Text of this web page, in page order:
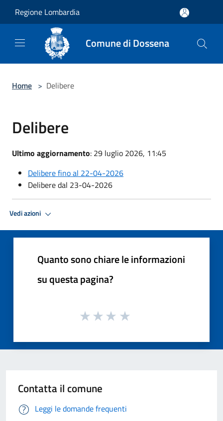
Regione Lombardia
Comune di Dossena
Home > Delibere
Delibere
Ultimo aggiornamento: 29 luglio 2026, 11:45
Delibere fino al 22-04-2026
Delibere dal 23-04-2026
Vedi azioni
Quanto sono chiare le informazioni
su questa pagina?
Contatta il comune
Leggi le domande frequenti